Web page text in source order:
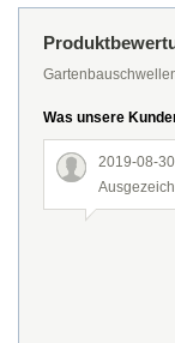
Was unsere
2019-08-